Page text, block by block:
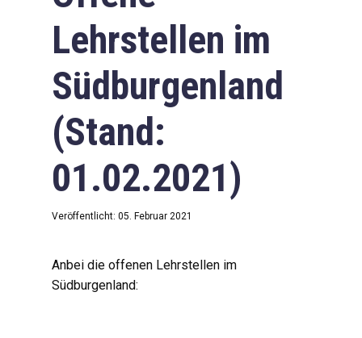
Lehrstellen im
Südburgenland
(Stand:
01.02.2021)
Veröffentlicht: 05. Februar 2021
Anbei die offenen Lehrstellen im
Südburgenland: